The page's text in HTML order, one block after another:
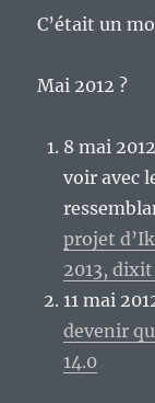
C’était un
Mai 2012 ?
8 mai
voir avec
projet
2013,
11 mai
devenir
14.0